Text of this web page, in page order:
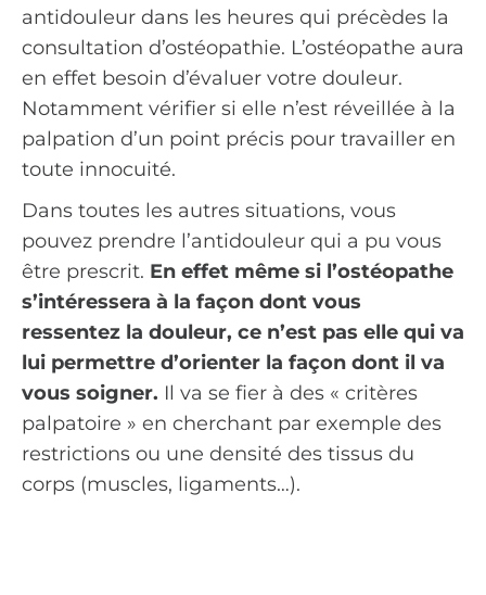
antidouleur dans les heures qui précèdes la
consultation d’ostéopathie. L’ostéopathe aura
en effet besoin d’évaluer votre douleur.
Notamment vérifier si elle n’est réveillée à la
palpation d’un point précis pour travailler en
toute innocuité.
Dans toutes les autres situations, vous
pouvez prendre l’antidouleur qui a pu vous
être prescrit. En effet même si l’ostéopathe
s’intéressera à la façon dont vous
ressentez la douleur, ce n’est pas elle qui va
lui permettre d’orienter la façon dont il va
vous soigner. Il va se fier à des « critères
palpatoire » en cherchant par exemple des
restrictions ou une densité des tissus du
corps (muscles, ligaments…).